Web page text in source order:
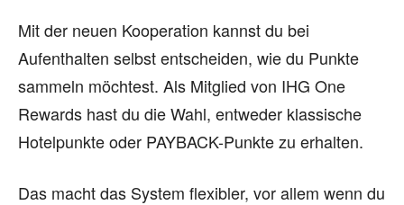
Mit der neuen Kooperation kannst du bei
Aufenthalten selbst entscheiden, wie du Punkte
sammeln möchtest. Als Mitglied von IHG One
Rewards hast du die Wahl, entweder klassische
Hotelpunkte oder PAYBACK-Punkte zu erhalten.
Das macht das System flexibler, vor allem wenn du